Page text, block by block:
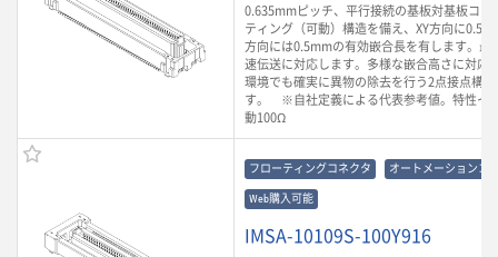
0.635mmピッチ、平行接続の基板対基板コネ
ティング（可動）構造を備え、XY方向に
方向には0.5mmの有効嵌合長を有します。
速伝送に対応します。多様な嵌合高さに対応
環境でも確実に異物の除去を行う2点接点構
す。 ※自社定義による代表参考値。特性イ
動100Ω
フローティングコネクタ オートメーションコ
Web購入可能
IMSA-10109S-100Y916